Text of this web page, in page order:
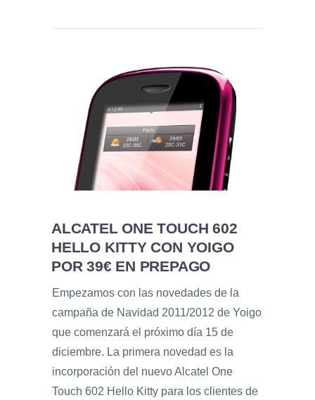
ALCATEL ONE TOUCH 602
HELLO KITTY CON YOIGO
POR 39€ EN PREPAGO
Empezamos con las novedades de la
campaña de Navidad 2011/2012 de Yoigo
que comenzará el próximo día 15 de
diciembre. La primera novedad es la
incorporación del nuevo Alcatel One
Touch 602 Hello Kitty para los clientes de